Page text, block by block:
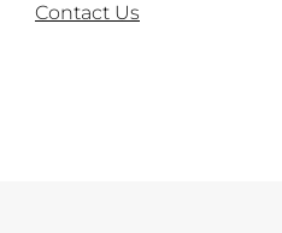
Contact Us